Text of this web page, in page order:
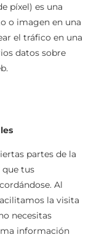
píxel) es una
o imagen en una
el tráfico en una
datos sobre
partes de la
tus
Al
la visita
necesitas
información